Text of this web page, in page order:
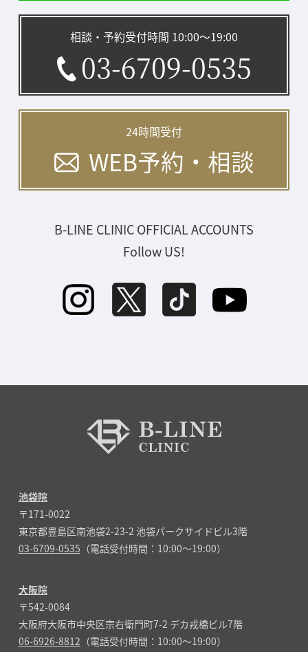
相談・予約受付時間 10:00〜19:00
03-6709-0535
24時間受付
WEB予約・相談
B-LINE CLINIC OFFICIAL ACCOUNTS
Follow US!
池袋院
〒171-0022
東京都豊島区南池袋2-23-2 池袋パークサイドビル3階
03-6709-0535 （電話受付時間：10:00～19:00）
大阪院
〒542-0084
大阪府大阪市中央区宗右衛門町7-2 デカ戎橋ビル7階
06-6926-8812 （電話受付時間：10:00～19:00）